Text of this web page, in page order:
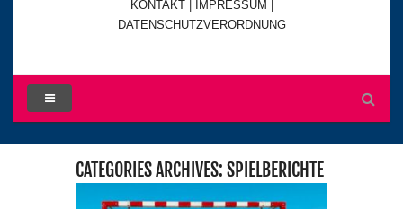
KONTAKT | IMPRESSUM |
DATENSCHUTZVERORDNUNG
CATEGORIES ARCHIVES: SPIELBERICHTE